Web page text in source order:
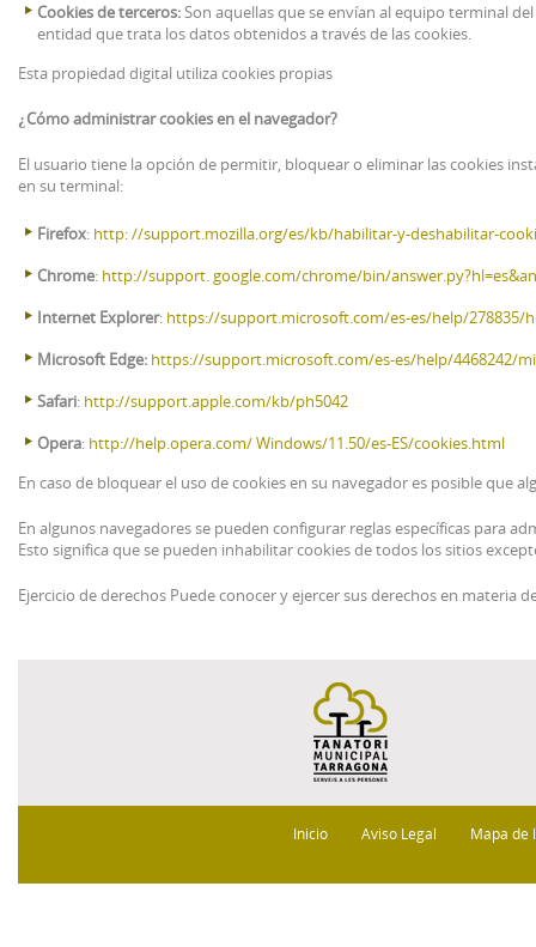
Cookies de terceros:Son aquellas que se envían al equipo terminal
entidad que trata los datos obtenidos a través de las cookies.
Esta propiedad digital utiliza cookies propias
¿Cómo administrar cookies en el navegador?
El usuario tiene la opción de permitir, bloquear o eliminar las cookies
en su terminal:
Firefox: http: //support.mozilla.org/es/kb/habilitar-y-deshabilitar-
Chrome: http://support. google.com/chrome/bin/
Internet Explorer: https://support.microsoft.com/es-es/help/278835/
Microsoft Edge: https://support.microsoft.com/es-es/help/4468242/
Safari: http://support.apple.com/kb/ph5042
Opera: http://help.opera.com/ Windows/11.50/es-ES/cookies.html
En caso de bloquear el uso de cookies en su navegador es posible que
En algunos navegadores se pueden configurar reglas específicas para
Esto significa que se pueden inhabilitar cookies de todos los sitios
Ejercicio de derechos Puede conocer y ejercer sus derechos en materia
Inicio Aviso Legal Mapa de